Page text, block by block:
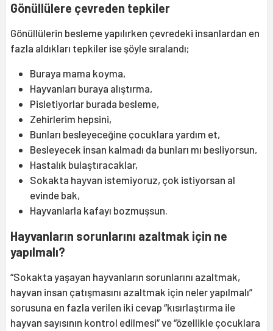
Gönüllülere çevreden tepkiler
Gönüllülerin besleme yapılırken çevredeki insanlardan en
fazla aldıkları tepkiler ise şöyle sıralandı;
Buraya mama koyma,
Hayvanları buraya alıştırma,
Pisletiyorlar burada besleme,
Zehirlerim hepsini,
Bunları besleyeceğine çocuklara yardım et,
Besleyecek insan kalmadı da bunları mı besliyorsun,
Hastalık bulaştıracaklar,
Sokakta hayvan istemiyoruz, çok istiyorsan al
evinde bak,
Hayvanlarla kafayı bozmuşsun.
Hayvanların sorunlarını azaltmak için ne
yapılmalı?
“Sokakta yaşayan hayvanların sorunlarını azaltmak,
hayvan insan çatışmasını azaltmak için neler yapılmalı”
sorusuna en fazla verilen iki cevap “kısırlaştırma ile
hayvan sayısının kontrol edilmesi” ve “özellikle çocuklara